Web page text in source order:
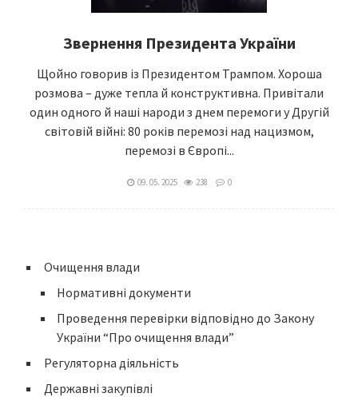
Звернення Президента України
Щойно говорив із Президентом Трампом. Хороша
розмова – дуже тепла й конструктивна. Привітали
один одного й наші народи з днем перемоги у Другій
світовій війні: 80 років перемозі над нацизмом,
перемозі в Європі...
09. 05. 2025 238 0
Очищення влади
Нормативні документи
Проведення перевірки відповідно до Закону
України “Про очищення влади”
Регуляторна діяльність
Державні закупівлі